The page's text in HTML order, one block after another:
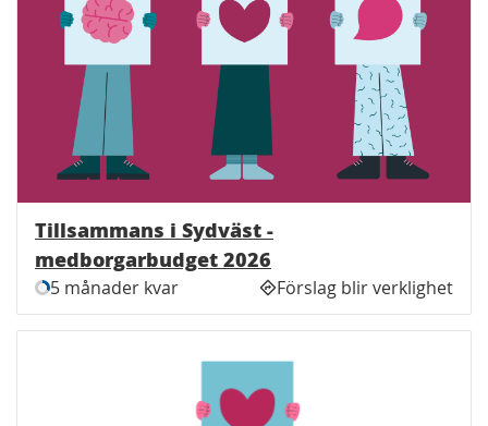
Tillsammans i Sydväst -
medborgarbudget 2026
5 månader kvar Förslag blir verklighet